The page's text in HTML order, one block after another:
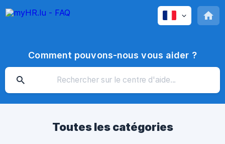
Comment pouvons-nous vous aider ?
Toutes les catégories